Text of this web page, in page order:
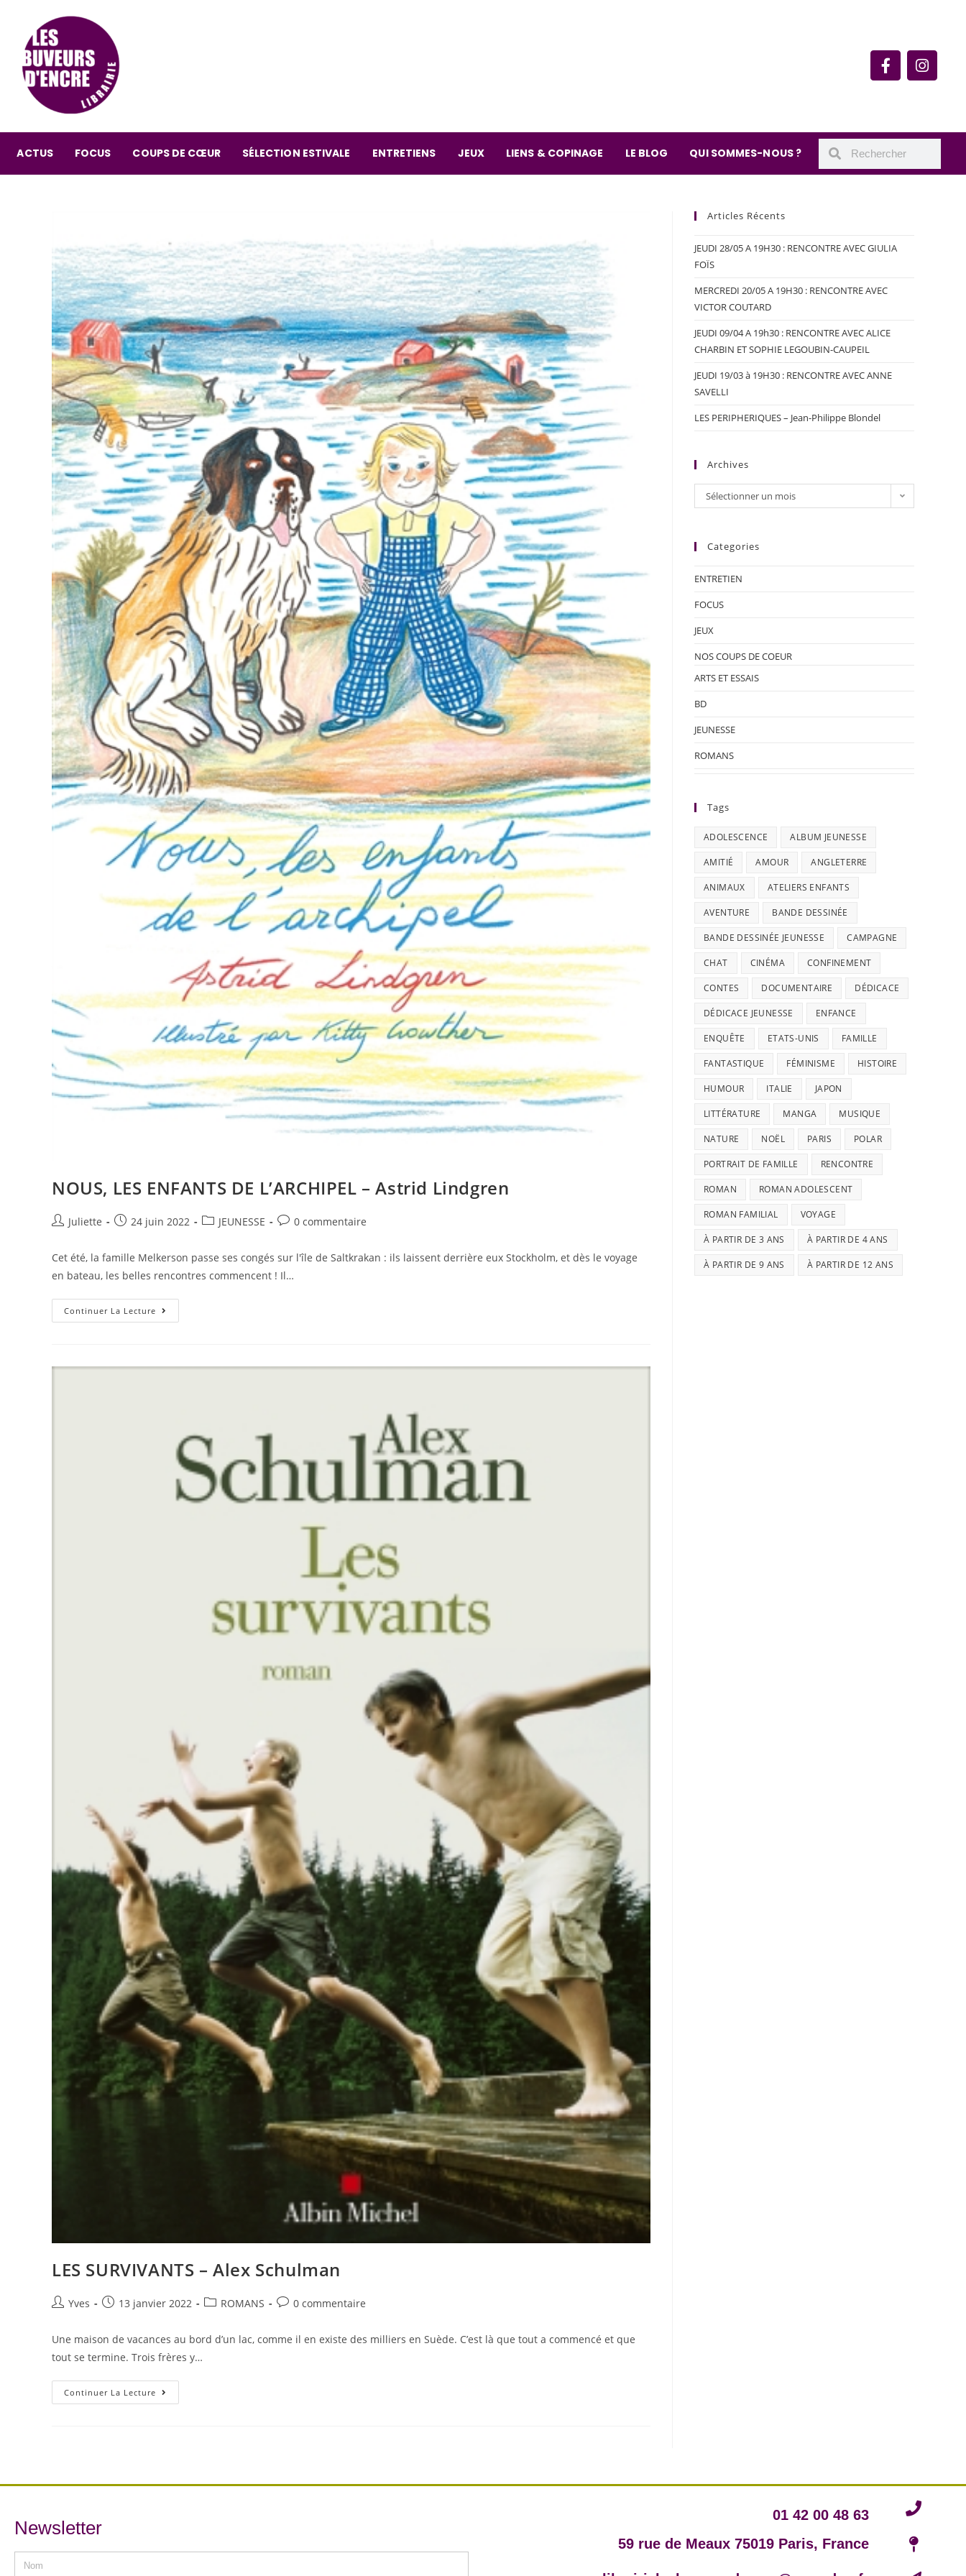
ACTUS FOCUS COUPS DE CŒUR SÉLECTION ESTIVALE ENTRETIENS JEUX LIENS & COPINAGE LE BLOG QUI SOMMES-NOUS ?
NOUS, LES ENFANTS DE L’ARCHIPEL – Astrid Lindgren
Juliette 24 juin 2022 JEUNESSE 0 commentaire
Cet été, la famille Melkerson passe ses congés sur l'île de Saltkrakan : ils laissent derrière eux Stockholm, et dès le voyage
en bateau, les belles rencontres commencent ! Il…
Continuer La Lecture
LES SURVIVANTS – Alex Schulman
Yves 13 janvier 2022 ROMANS 0 commentaire
Une maison de vacances au bord d’un lac, comme il en existe des milliers en Suède. C’est là que tout a commencé et que
tout se termine. Trois frères y…
Continuer La Lecture
Articles Récents
JEUDI 28/05 A 19H30 : RENCONTRE AVEC GIULIA
FOÏS
MERCREDI 20/05 A 19H30 : RENCONTRE AVEC
VICTOR COUTARD
JEUDI 09/04 A 19h30 : RENCONTRE AVEC ALICE
CHARBIN ET SOPHIE LEGOUBIN-CAUPEIL
JEUDI 19/03 à 19H30 : RENCONTRE AVEC ANNE
SAVELLI
LES PERIPHERIQUES – Jean-Philippe Blondel
Archives
Sélectionner un mois
Categories
ENTRETIEN
FOCUS
JEUX
NOS COUPS DE COEUR
ARTS ET ESSAIS
BD
JEUNESSE
ROMANS
Tags
ADOLESCENCE ALBUM JEUNESSE
AMITIÉ AMOUR ANGLETERRE
ANIMAUX ATELIERS ENFANTS
AVENTURE BANDE DESSINÉE
BANDE DESSINÉE JEUNESSE CAMPAGNE
CHAT CINÉMA CONFINEMENT
CONTES DOCUMENTAIRE DÉDICACE
DÉDICACE JEUNESSE ENFANCE
ENQUÊTE ETATS-UNIS FAMILLE
FANTASTIQUE FÉMINISME HISTOIRE
HUMOUR ITALIE JAPON
LITTÉRATURE MANGA MUSIQUE
NATURE NOËL PARIS POLAR
PORTRAIT DE FAMILLE RENCONTRE
ROMAN ROMAN ADOLESCENT
ROMAN FAMILIAL VOYAGE
À PARTIR DE 3 ANS À PARTIR DE 4 ANS
À PARTIR DE 9 ANS À PARTIR DE 12 ANS
Newsletter
01 42 00 48 63
59 rue de Meaux 75019 Paris, France